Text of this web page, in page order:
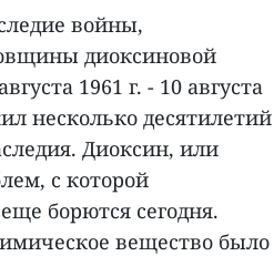
войны,
диоксиновой
1961 г. - 10 августа
несколько десятилетий
Диоксин, или
с которой
борются сегодня.
вещество было